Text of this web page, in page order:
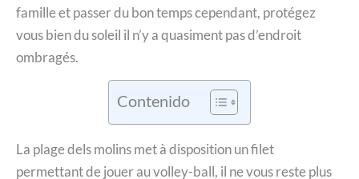
famille et passer du bon temps cependant, protégez
vous bien du soleil il n’y a quasiment pas d’endroit
ombragés.
Contenido
La plage dels molins met à disposition un filet
permettant de jouer au volley-ball, il ne vous reste plus